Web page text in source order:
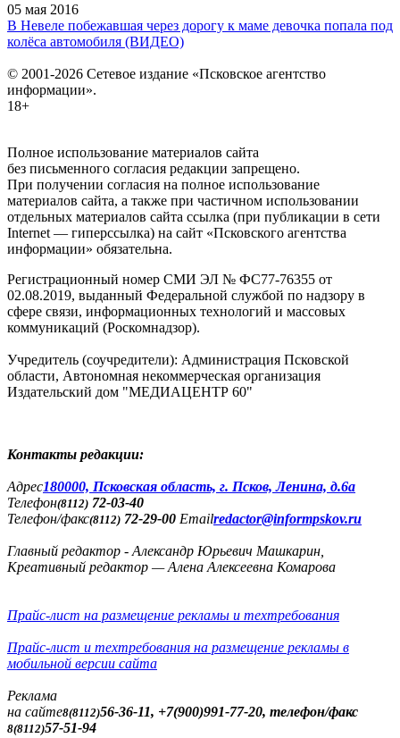
05 мая 2016
В Невеле побежавшая через дорогу к маме девочка попала под
колёса автомобиля (ВИДЕО)
© 2001-2026 Сетевое издание «Псковское агентство
информации».
18+
Полное использование материалов сайта
без письменного согласия редакции запрещено.
При получении согласия на полное использование
материалов сайта, а также при частичном использовании
отдельных материалов сайта ссылка (при публикации в сети
Internet — гиперссылка) на сайт «Псковского агентства
информации» обязательна.
Регистрационный номер СМИ ЭЛ № ФС77-76355 от
02.08.2019, выданный Федеральной службой по надзору в
сфере связи, информационных технологий и массовых
коммуникаций (Роскомнадзор).
Учредитель (соучредители): Администрация Псковской
области, Автономная некоммерческая организация
Издательский дом "МЕДИАЦЕНТР 60"
Контакты редакции:
Адреc180000, Псковская область, г. Псков, Ленина, д.6а
Телефон(8112) 72-03-40
Телефон/факс(8112) 72-29-00 Emailredactor@informpskov.ru
Главный редактор - Александр Юрьевич Машкарин,
Креативный редактор — Алена Алексеевна Комарова
Прайс-лист на размещение рекламы и техтребования
Прайс-лист и техтребования на размещение рекламы в
мобильной версии сайта
Реклама
на сайте8(8112)56-36-11, +7(900)991-77-20, телефон/факс
8(8112)57-51-94